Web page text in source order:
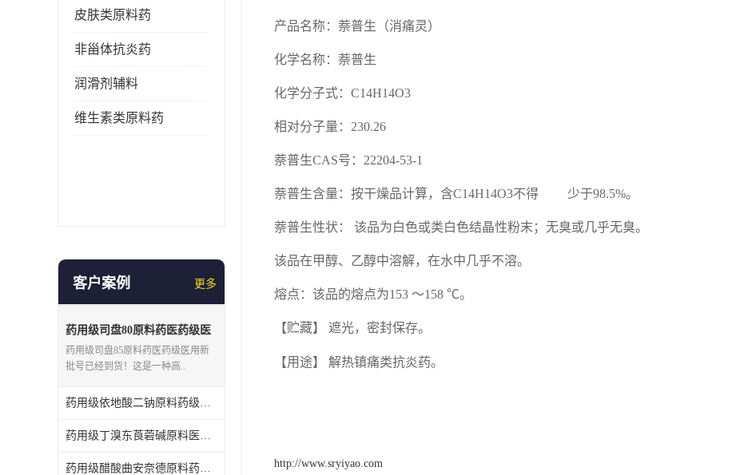
皮肤类原料药
非甾体抗炎药
润滑剂辅料
维生素类原料药
客户案例 更多
药用级司盘80原料药医药级医
用新批号到货！
药用级司盘85原料药医药级医用新
批号已经到货！这是一种高..
药用级依地酸二钠原料药级医用GMP价格走势
药用级丁溴东莨菪碱原料医药级医用新批号新鲜到货！
药用级醋酸曲安奈德原料药医药级医用GMP资质厂家价格走势
产品名称：萘普生（消痛灵）
化学名称：萘普生
化学分子式： C14H14O3
相对分子量： 230.26
萘普生CAS号：22204-53-1
萘普生含量：按干燥品计算，含C14H14O3不得 少于98.5%。
萘普生性状： 该品为白色或类白色结晶性粉末；无臭或几乎无臭。
该品在甲醇、乙醇中溶解，在水中几乎不溶。
熔点：该品的熔点为153 ～158 ℃。
【贮藏】 遮光，密封保存。
【用途】 解热镇痛类抗炎药。
http://www.sryiyao.com